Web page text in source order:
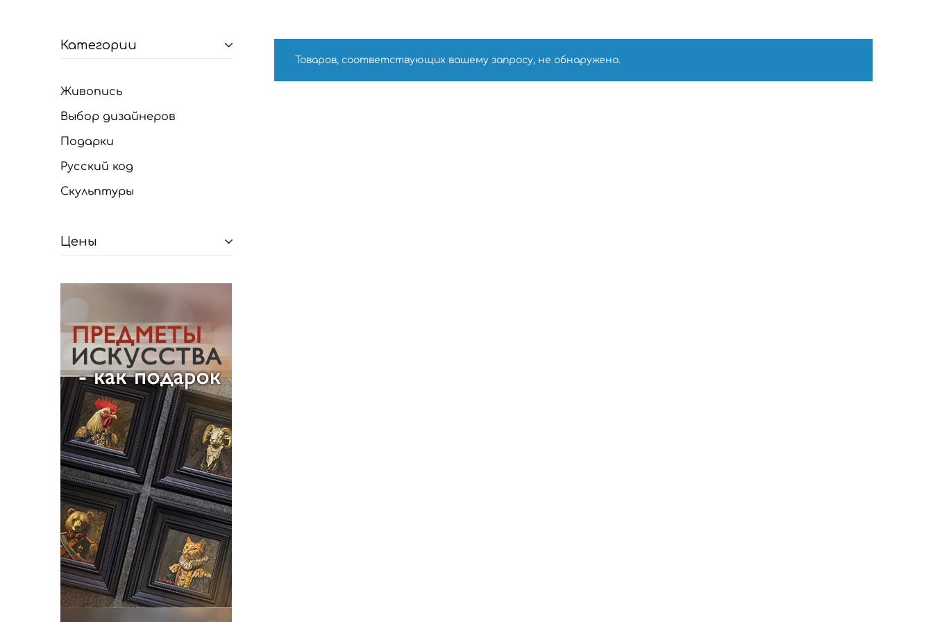
Товаров, соответствующих вашему запросу, не обнаружено.
Категории
Живопись
Выбор дизайнеров
Подарки
Русский код
Скульптуры
Цены